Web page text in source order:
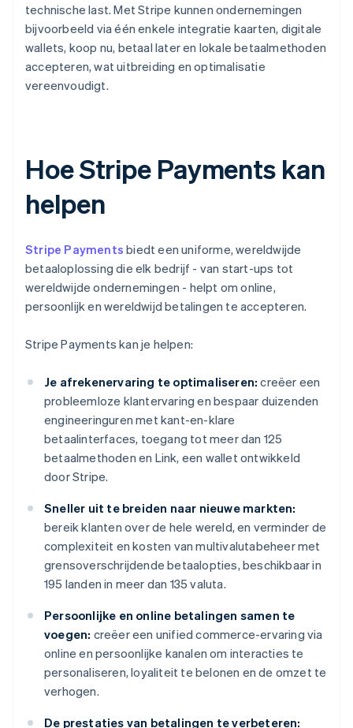
technische last. Met Stripe kunnen ondernemingen
bijvoorbeeld via één enkele integratie kaarten, digitale
wallets, koop nu, betaal later en lokale betaalmethoden
accepteren, wat uitbreiding en optimalisatie
vereenvoudigt.
Hoe Stripe Payments kan
helpen
Stripe Payments biedt een uniforme, wereldwijde
betaaloplossing die elk bedrijf - van start-ups tot
wereldwijde ondernemingen - helpt om online,
persoonlijk en wereldwijd betalingen te accepteren.
Stripe Payments kan je helpen:
Je afrekenervaring te optimaliseren: creëer een
probleemloze klantervaring en bespaar duizenden
engineeringuren met kant-en-klare
betaalinterfaces, toegang tot meer dan 125
betaalmethoden en Link, een wallet ontwikkeld
door Stripe.
Sneller uit te breiden naar nieuwe markten:
bereik klanten over de hele wereld, en verminder de
complexiteit en kosten van multivalutabeheer met
grensoverschrijdende betaalopties, beschikbaar in
195 landen in meer dan 135 valuta.
Persoonlijke en online betalingen samen te
voegen: creëer een unified commerce-ervaring via
online en persoonlijke kanalen om interacties te
personaliseren, loyaliteit te belonen en de omzet te
verhogen.
De prestaties van betalingen te verbeteren: